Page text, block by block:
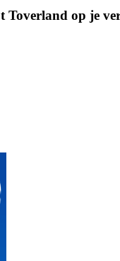
Toverland op je